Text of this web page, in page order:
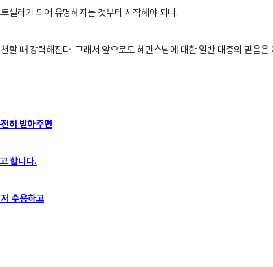
셀러가 되어 유명해지는 것부터 시작해야 되나.
할 때 강력해진다. 그래서 앞으로도 혜민스님에 대한 일반 대중의 믿음
히 받아주면
합니다.
수용하고